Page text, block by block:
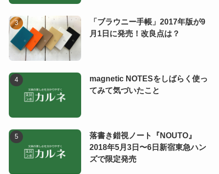
「ブラウニー手帳」2017年版が9
月1日に発売！改良点は？
magnetic NOTESをしばらく使っ
てみて気づいたこと
落書き錯視ノート『NOUTO』
2018年5月3日〜6日新宿東急ハン
ズで限定発売